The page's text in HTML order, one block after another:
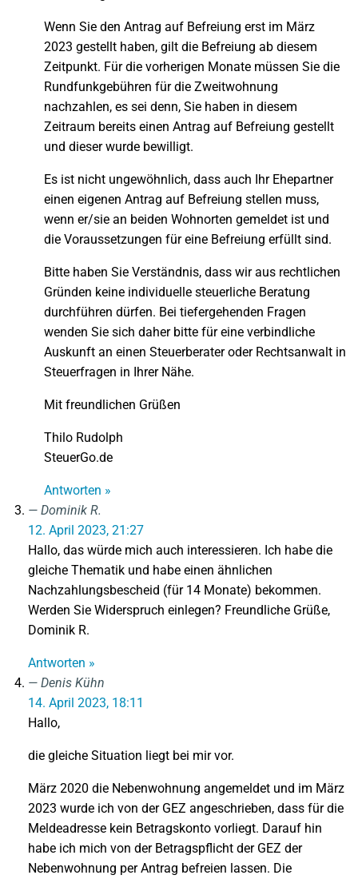
Wenn Sie den Antrag auf Befreiung erst im März
2023 gestellt haben, gilt die Befreiung ab diesem
Zeitpunkt. Für die vorherigen Monate müssen Sie die
Rundfunkgebühren für die Zweitwohnung
nachzahlen, es sei denn, Sie haben in diesem
Zeitraum bereits einen Antrag auf Befreiung gestellt
und dieser wurde bewilligt.
Es ist nicht ungewöhnlich, dass auch Ihr Ehepartner
einen eigenen Antrag auf Befreiung stellen muss,
wenn er/sie an beiden Wohnorten gemeldet ist und
die Voraussetzungen für eine Befreiung erfüllt sind.
Bitte haben Sie Verständnis, dass wir aus rechtlichen
Gründen keine individuelle steuerliche Beratung
durchführen dürfen. Bei tiefergehenden Fragen
wenden Sie sich daher bitte für eine verbindliche
Auskunft an einen Steuerberater oder Rechtsanwalt in
Steuerfragen in Ihrer Nähe.
Mit freundlichen Grüßen
Thilo Rudolph
SteuerGo.de
Antworten »
Dominik R.
12. April 2023, 21:27
Hallo, das würde mich auch interessieren. Ich habe die
gleiche Thematik und habe einen ähnlichen
Nachzahlungsbescheid (für 14 Monate) bekommen.
Werden Sie Widerspruch einlegen? Freundliche Grüße,
Dominik R.
Antworten »
Denis Kühn
14. April 2023, 18:11
Hallo,
die gleiche Situation liegt bei mir vor.
März 2020 die Nebenwohnung angemeldet und im März
2023 wurde ich von der GEZ angeschrieben, dass für die
Meldeadresse kein Betragskonto vorliegt. Darauf hin
habe ich mich von der Betragspflicht der GEZ der
Nebenwohnung per Antrag befreien lassen. Die